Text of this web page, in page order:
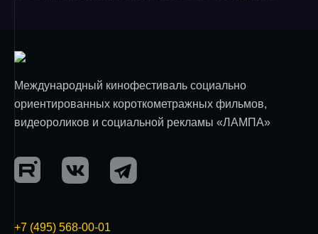
Международный кинофестиваль социально
ориентированных короткометражных фильмов,
видеороликов и социальной рекламы «ЛАМПА»
+7 (495) 568-00-01